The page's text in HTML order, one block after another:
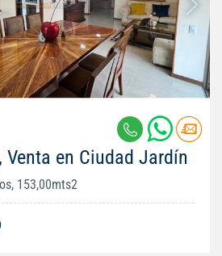
en Ciudad Jardín
153,00mts2